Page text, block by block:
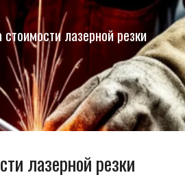
лазерной резки
лазерной резки